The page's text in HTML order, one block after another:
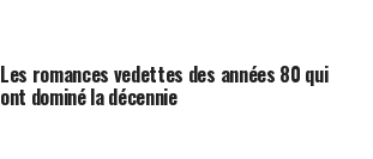
Les romances vedettes des années 80 qui
ont dominé la décennie